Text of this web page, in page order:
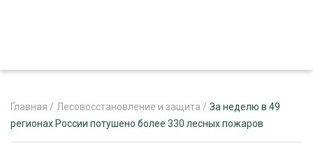
Главная / Лесовосстановление и защита / За неделю в 49
регионах России потушено более 330 лесных пожаров